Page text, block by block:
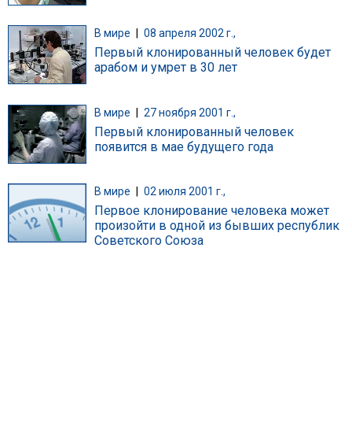
В мире 08 апреля 2002 г.,
Первый клонированный человек будет
арабом и умрет в 30 лет
В мире | 27 ноября 2001 г.,
Первый клонированный человек
появится в мае будущего года
В мире 02 июля 2001 г.,
Первое клонирование человека может
произойти в одной из бывших республик
Советского Союза